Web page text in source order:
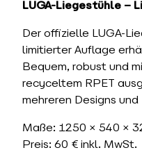
LUGA-Liegestühle –
Der offizielle LUGA-
limitierter Auflage
Bequem, robust und
recyceltem RPET
mehreren Designs
Maße: 1250 × 540 ×
Preis: 60 € inkl. MwSt.